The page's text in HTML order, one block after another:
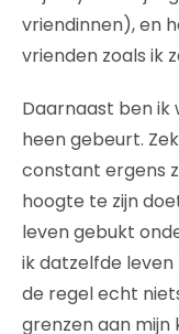
vriendinnen), en
vrienden zoals ik
Daarnaast ben
heen gebeurt.
constant ergens
hoogte te zijn
leven gebukt
ik datzelfde
de regel echt
grenzen aan mijn